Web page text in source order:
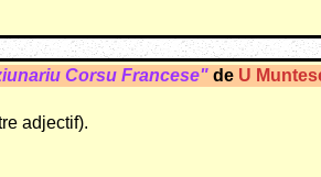
Corsu Francese" de U
adjectif).